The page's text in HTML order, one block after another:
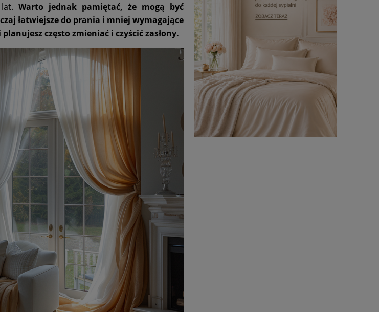
lat.Warto jednak pamiętać, że mogą być
łatwiejsze do prania i mniej wymagające
często zmieniać i czyścić zasłony.